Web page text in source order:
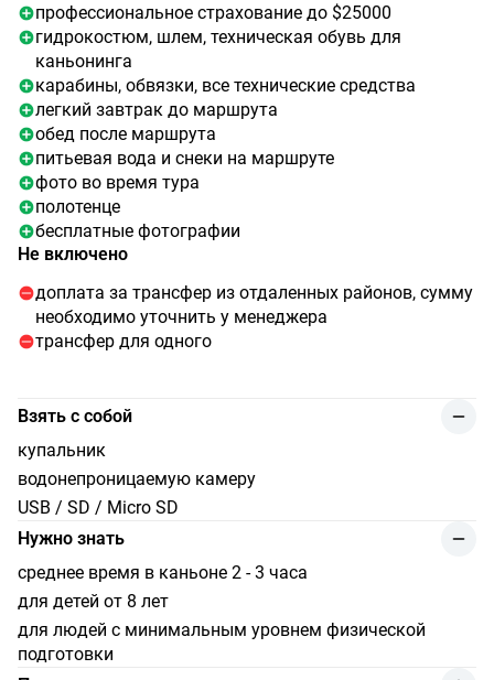
профессиональное страхование до $25000
гидрокостюм, шлем, техническая обувь для
каньонинга
карабины, обвязки, все технические средства
легкий завтрак до маршрута
обед после маршрута
питьевая вода и снеки на маршруте
фото во время тура
полотенце
бесплатные фотографии
Не включено
доплата за трансфер из отдаленных районов, сумму
необходимо уточнить у менеджера
трансфер для одного
Взять с собой
купальник
водонепроницаемую камеру
USB / SD / Micro SD
Нужно знать
среднее время в каньоне 2 - 3 часа
для детей от 8 лет
для людей с минимальным уровнем физической
подготовки